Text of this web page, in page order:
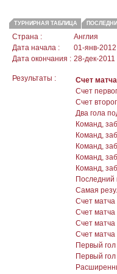
ТУРНИРНАЯ ТАБЛИЦА
Страна :
Англия
Дата начала :
01-янв-2012
Дата окончания : 28-дек-2011
Результаты : Счет матча
Счет
Счет
Два гола
Команд,
Команд,
Команд,
Команд,
Команд,
Последний
Самая
Счет матча
Счет
Счет матча
Счет
Первый гол
Первый